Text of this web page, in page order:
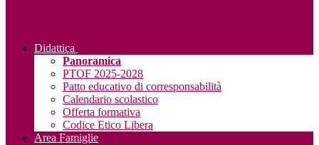
Didattica
Panoramica
PTOF 2025-2028
Patto educativo di corresponsabilità
Calendario scolastico
Offerta formativa
Codice Etico Libera
Area Famiglie